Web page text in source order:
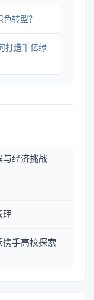
转型？
打造千亿绿
经济挑战
理
手高校探索